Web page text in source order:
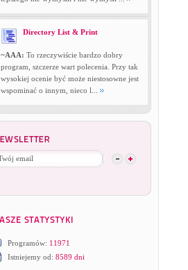
Directory List & Print
~AAA: To rzeczywiście bardzo dobry
program, szczerze wart polecenia. Przy tak
wysokiej ocenie być może niestosowne jest
wspominać o innym, nieco l...
Programów: 11971
Istniejemy od: 8589 dni